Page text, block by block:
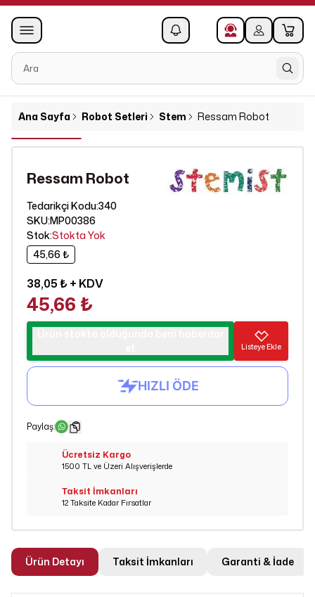
0
Ana Sayfa Robot Setleri Stem Ressam Robot
Ressam Robot
Tedarikçi Kodu:340
SKU:MP00386
Stok:Stokta Yok
45,66 ₺
38,05 ₺+ KDV
45,66 ₺
Listeye Ekle
Paylaş:
Ücretsiz Kargo
1500 TL ve Üzeri Alışverişlerde
Taksit İmkanları
12 Taksite Kadar Fırsatlar
Ürün Detayı Taksit İmkanları Garanti & İade